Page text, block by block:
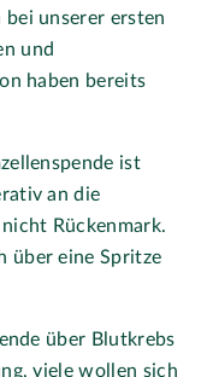
bei unserer ersten
und
haben bereits
ist
an die
Rückenmark.
über eine Spritze
über Blutkrebs
viele wollen sich